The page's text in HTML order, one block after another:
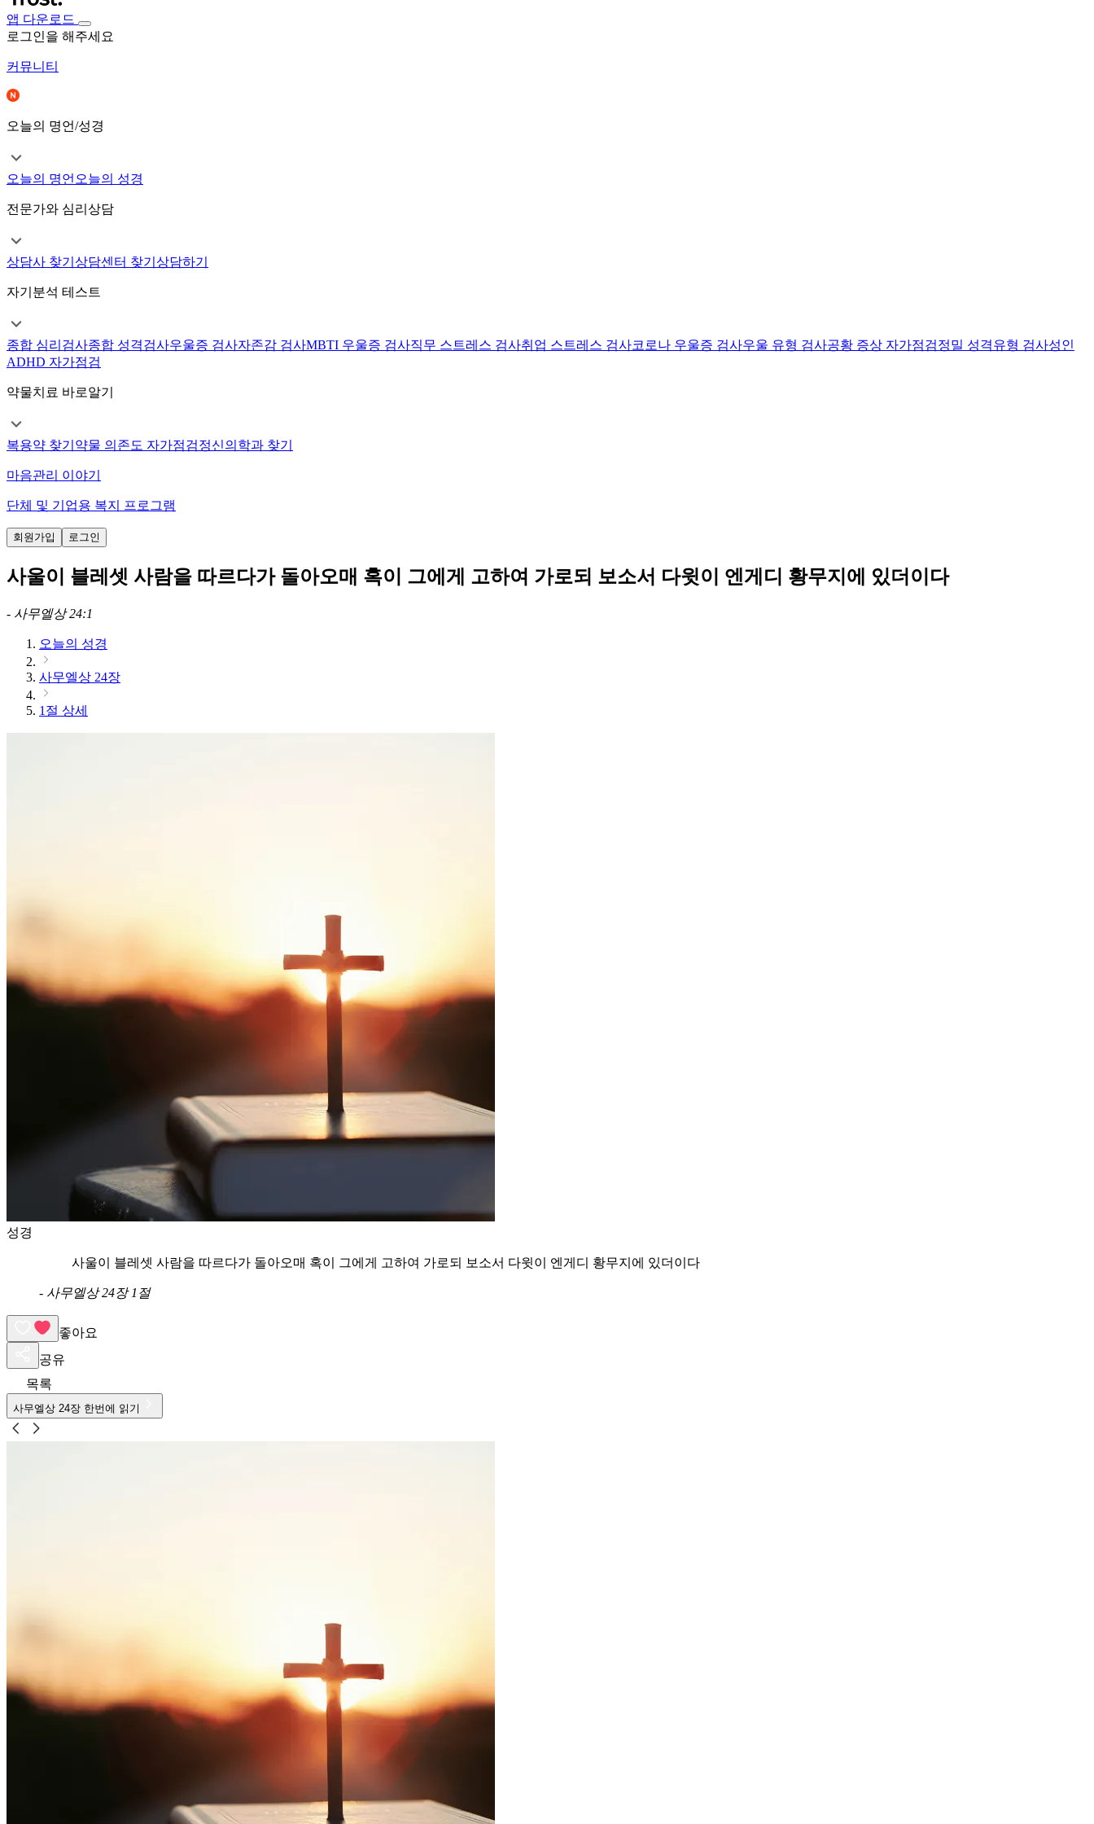
앱 다운로드
로그인을 해주세요
커뮤니티
오늘의 명언/성경
오늘의 명언 오늘의 성경
전문가와 심리상담
상담사 찾기 상담센터 찾기 상담하기
자기분석 테스트
종합 심리검사종합 성격검사우울증 검사자존감 검사MBTI 우울증 검사직무 스트레스 검사취업 스트레스 검사코로나 우울증 검사우울 유형 검사공황 증상 자가점검정밀 성격유형 검사성인
ADHD 자가점검
약물치료 바로알기
복용약 찾기 약물 의존도 자가점검정신의학과 찾기
마음관리 이야기
단체 및 기업용 복지 프로그램
회원가입 로그인
사울이 블레셋 사람을 따르다가 돌아오매 혹이 그에게 고하여 가로되 보소서 다윗이 엔게디 황무지에 있더이다
- 사무엘상 24:1
오늘의 성경
사무엘상 24장
1절 상세
성경
사울이 블레셋 사람을 따르다가 돌아오매 혹이 그에게 고하여 가로되 보소서 다윗이 엔게디 황무지에 있더이다
- 사무엘상 24장 1절
좋아요
공유
목록
사무엘상 24장 한번에 읽기